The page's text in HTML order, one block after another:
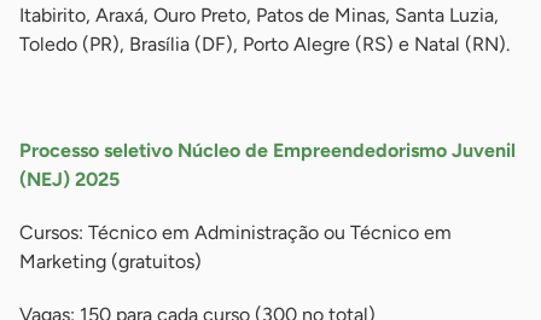
Itabirito, Araxá, Ouro Preto, Patos de Minas, Santa Luzia,
Toledo (PR), Brasília (DF), Porto Alegre (RS) e Natal (RN).
Processo seletivo Núcleo de Empreendedorismo Juvenil
(NEJ) 2025
Cursos: Técnico em Administração ou Técnico em
Marketing (gratuitos)
Vagas: 150 para cada curso (300 no total)